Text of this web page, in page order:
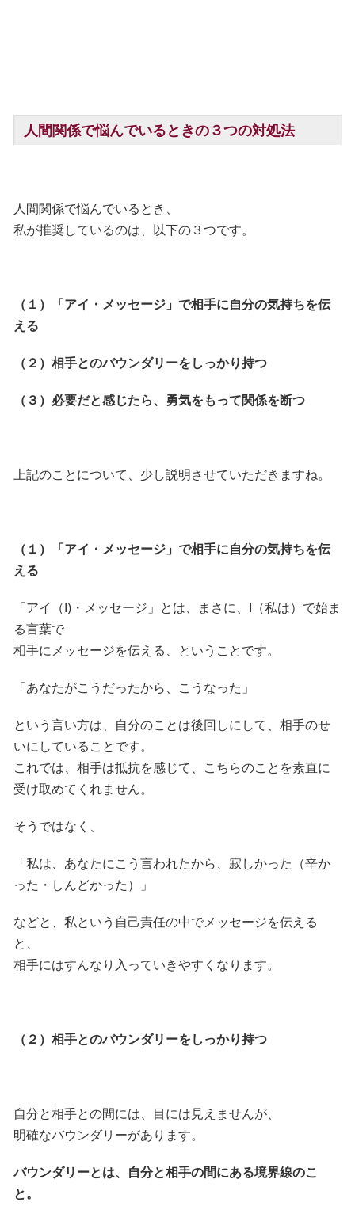
人間関係で悩んでいるときの３つの対処法
人間関係で悩んでいるとき、
私が推奨しているのは、以下の３つです。
（１）「アイ・メッセージ」で相手に自分の気持ちを伝
える
（２）相手とのバウンダリーをしっかり持つ
（３）必要だと感じたら、勇気をもって関係を断つ
上記のことについて、少し説明させていただきますね。
（１）「アイ・メッセージ」で相手に自分の気持ちを伝
える
「アイ（I)・メッセージ」とは、まさに、I（私は）で始ま
る言葉で
相手にメッセージを伝える、ということです。
「あなたがこうだったから、こうなった」
という言い方は、自分のことは後回しにして、相手のせ
いにしていることです。
これでは、相手は抵抗を感じて、こちらのことを素直に
受け取めてくれません。
そうではなく、
「私は、あなたにこう言われたから、寂しかった（辛か
った・しんどかった）」
などと、私という自己責任の中でメッセージを伝える
と、
相手にはすんなり入っていきやすくなります。
（２）相手とのバウンダリーをしっかり持つ
自分と相手との間には、目には見えませんが、
明確なバウンダリーがあります。
バウンダリーとは、自分と相手の間にある境界線のこ
と。